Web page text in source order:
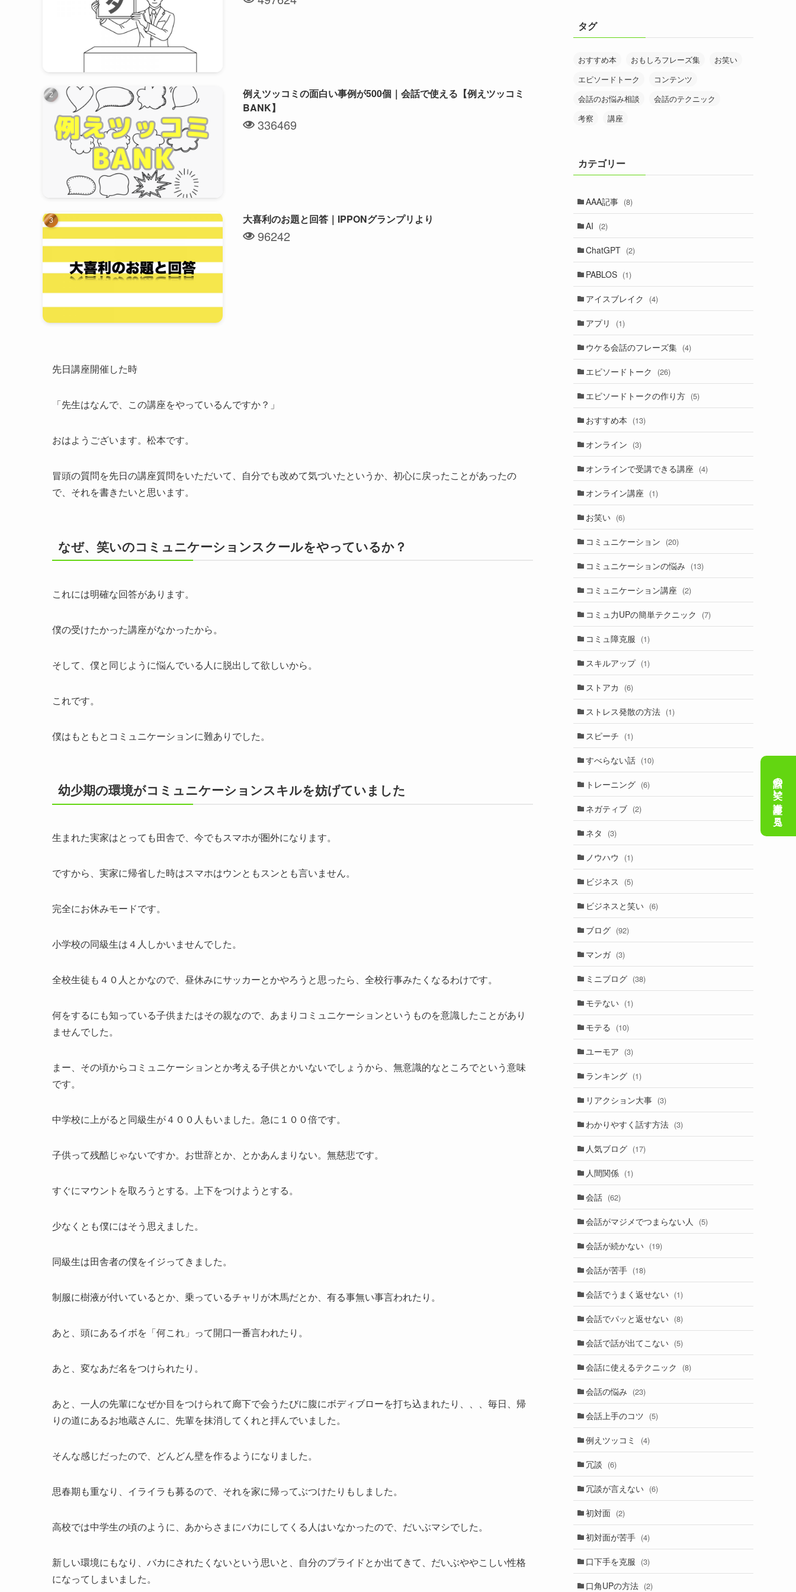
例えツッコミの面白い事例が500個｜会話で使える【例えツッコミ
BANK】
336469
大喜利のお題と回答｜IPPONグランプリより
96242
先日講座開催した時
「先生はなんで、この講座をやっているんですか？」
おはようございます。松本です。
冒頭の質問を先日の講座質問をいただいて、自分でも改めて気づいたというか、初心に戻ったことがあったの
で、それを書きたいと思います。
なぜ、笑いのコミュニケーションスクールをやっているか？
これには明確な回答があります。
僕の受けたかった講座がなかったから。
そして、僕と同じように悩んでいる人に脱出して欲しいから。
これです。
僕はもともとコミュニケーションに難ありでした。
幼少期の環境がコミュニケーションスキルを妨げていました
生まれた実家はとっても田舎で、今でもスマホが圏外になります。
ですから、実家に帰省した時はスマホはウンともスンとも言いません。
完全にお休みモードです。
小学校の同級生は４人しかいませんでした。
全校生徒も４０人とかなので、昼休みにサッカーとかやろうと思ったら、全校行事みたくなるわけです。
何をするにも知っている子供またはその親なので、あまりコミュニケーションというものを意識したことがあり
ませんでした。
まー、その頃からコミュニケーションとか考える子供とかいないでしょうから、無意識的なところでという意味
です。
中学校に上がると同級生が４００人もいました。急に１００倍です。
子供って残酷じゃないですか。お世辞とか、とかあんまりない。無慈悲です。
すぐにマウントを取ろうとする。上下をつけようとする。
少なくとも僕にはそう思えました。
同級生は田舎者の僕をイジってきました。
制服に樹液が付いているとか、乗っているチャリが木馬だとか、有る事無い事言われたり。
あと、頭にあるイボを「何これ」って開口一番言われたり。
あと、変なあだ名をつけられたり。
あと、一人の先輩になぜか目をつけられて廊下で会うたびに腹にボディブローを打ち込まれたり、、、毎日、帰
りの道にあるお地蔵さんに、先輩を抹消してくれと拝んでいました。
そんな感じだったので、どんどん壁を作るようになりました。
思春期も重なり、イライラも募るので、それを家に帰ってぶつけたりもしました。
高校では中学生の頃のように、あからさまにバカにしてくる人はいなかったので、だいぶマシでした。
新しい環境にもなり、バカにされたくないという思いと、自分のプライドとか出てきて、だいぶややこしい性格
になってしまいました。
タグ
おすすめ本 おもしろフレーズ集
お笑い
エピソードトーク
コンテンツ
会話のお悩み相談
会話のテクニック
考察
講座
カテゴリー
AAA記事 (8)
AI (2)
ChatGPT (2)
PABLOS (1)
アイスブレイク (4)
アプリ (1)
ウケる会話のフレーズ集 (4)
エピソードトーク (26)
エピソードトークの作り方 (5)
おすすめ本 (13)
オンライン (3)
オンラインで受講できる講座 (4)
オンライン講座 (1)
お笑い (6)
コミュニケーション (20)
コミュニケーションの悩み (13)
コミュニケーション講座 (2)
コミュ力UPの簡単テクニック (7)
コミュ障克服 (1)
スキルアップ (1)
ストアカ (6)
ストレス発散の方法 (1)
スピーチ (1)
すべらない話 (10)
トレーニング (6)
ネガティブ (2)
ネタ (3)
ノウハウ (1)
ビジネス (5)
ビジネスと笑い (6)
ブログ (92)
マンガ (3)
ミニブログ (38)
モテない (1)
モテる (10)
ユーモア (3)
ランキング (1)
リアクション大事 (3)
わかりやすく話す方法 (3)
人気ブログ (17)
人間関係 (1)
会話 (62)
会話がマジメでつまらない人 (5)
会話が続かない (19)
会話が苦手 (18)
会話でうまく返せない (1)
会話でパッと返せない (8)
会話で話が出てこない (5)
会話に使えるテクニック (8)
会話の悩み (23)
会話上手のコツ (5)
例えツッコミ (4)
冗談 (6)
冗談が言えない (6)
初対面 (2)
初対面が苦手 (4)
口下手を克服 (3)
口角UPの方法 (2)
会話の笑い講座を見る